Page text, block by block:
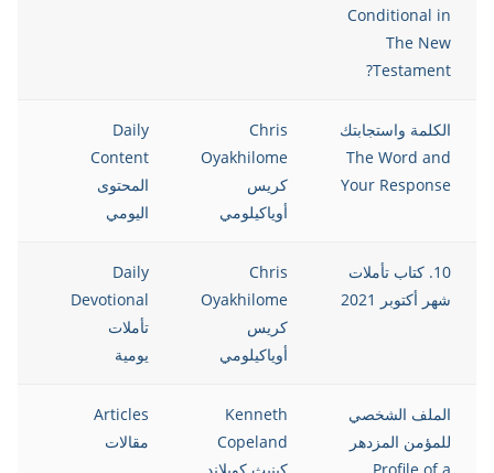
Conditional in
The New
Testament?
الكلمة واستجابتك
The Word and
Your Response
Chris
Oyakhilome
كريس
أوياكيلومي
Daily
Content
المحتوى
اليومي
10. كتاب تأملات
شهر أكتوبر 2021
Chris
Oyakhilome
كريس
أوياكيلومي
Daily
Devotional
تأملات
يومية
الملف الشخصي
للمؤمن المزدهر
Kenneth
Copeland
Articles
مقالات